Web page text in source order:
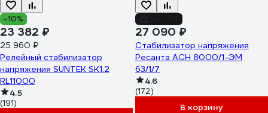
-10%
23 382 ₽
25 960 ₽
Релейный стабилизатор
напряжения SUNTEK SK1.2
RL11000
4.5
(191)
27 090 ₽
Стабилизатор напряжения
Ресанта АСН 8000/1-ЭМ
63/1/7
4.6
(172)
В корзину